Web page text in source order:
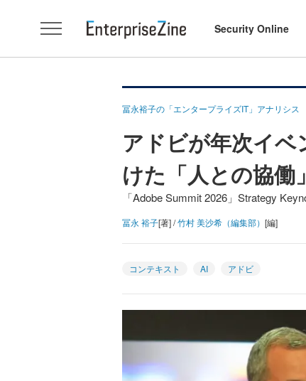
Security Online
冨永裕子の「エンタープライズIT」アナリシス
アドビが年次イ
けた「人との協働
「Adobe Summit 2026」Strategy
冨永 裕子[著] /竹村 美沙希（編集部） [編]
コンテキスト AI アドビ